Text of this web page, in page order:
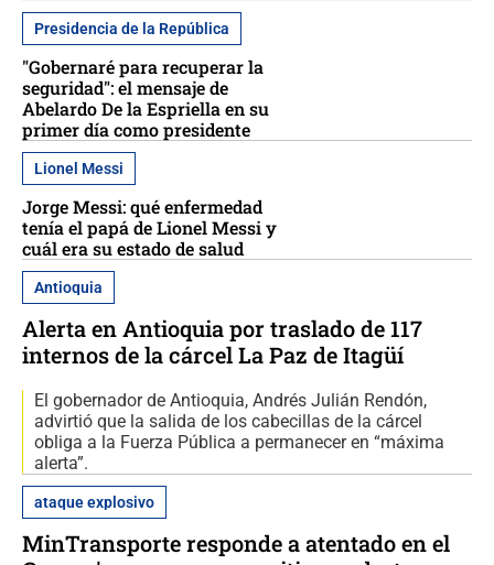
Presidencia de la República
"Gobernaré para recuperar la
seguridad": el mensaje de
Abelardo De la Espriella en su
primer día como presidente
Lionel Messi
Jorge Messi: qué enfermedad
tenía el papá de Lionel Messi y
cuál era su estado de salud
Antioquia
Alerta en Antioquia por traslado de 117
internos de la cárcel La Paz de Itagüí
El gobernador de Antioquia, Andrés Julián Rendón,
advirtió que la salida de los cabecillas de la cárcel
obliga a la Fuerza Pública a permanecer en “máxima
alerta”.
ataque explosivo
MinTransporte responde a atentado en el